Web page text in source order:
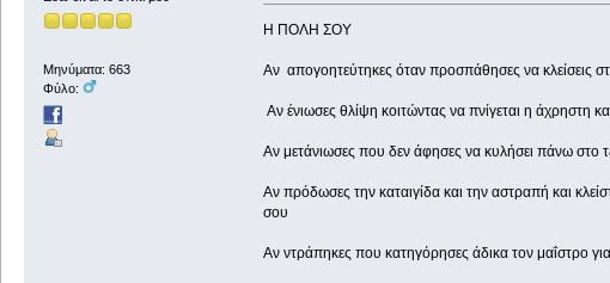
Μηνύματα: 663
Φύλο:
Η ΠΟΛΗ ΣΟΥ
Αν απογοητεύτηκες όταν προσπάθησες να κλείσεις
Αν ένιωσες θλίψη κοιτώντας να πνίγεται η άχρηστη
Αν μετάνιωσες που δεν άφησες να κυλήσει πάνω στο
Αν πρόδωσες την καταιγίδα και την αστραπή και
σου
Αν ντράπηκες που κατηγόρησες άδικα τον μαΐστρο